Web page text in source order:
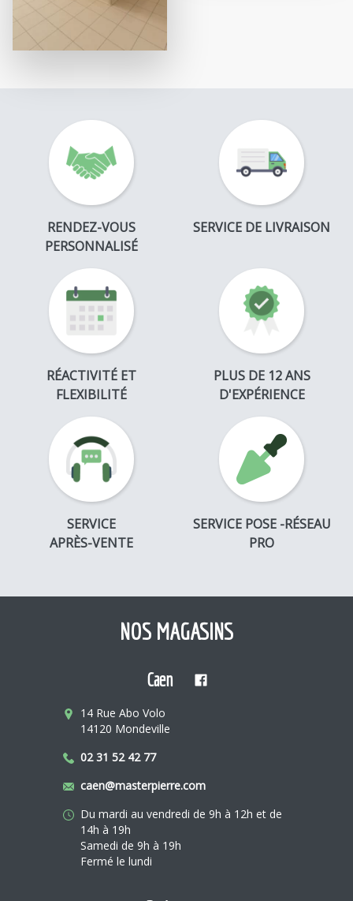
RENDEZ-VOUS
PERSONNALISÉ
SERVICE DE LIVRAISON
RÉACTIVITÉ ET
FLEXIBILITÉ
PLUS DE 12 ANS
D'EXPÉRIENCE
SERVICE
APRÈS-VENTE
SERVICE POSE -RÉSEAU
PRO
NOS MAGASINS
Caen
14 Rue Abo Volo
14120 Mondeville
02 31 52 42 77
caen@masterpierre.com
Du mardi au vendredi de 9h à 12h et de
14h à 19h
Samedi de 9h à 19h
Fermé le lundi